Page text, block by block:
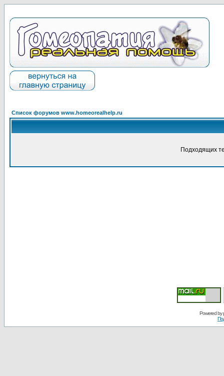
Список форумов www.homeorealhelp.ru
Подходящих
Powered by